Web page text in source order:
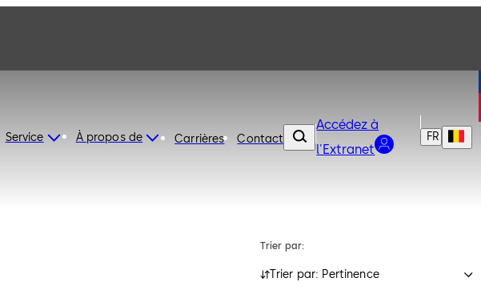
Service À propos de Carrières Contact
Accédez à
l'Extranet
FR
Trier par:
Trier par: Pertinence